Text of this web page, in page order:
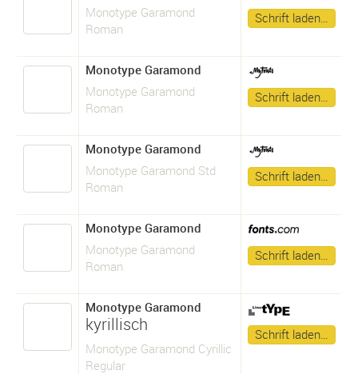
Monotype Garamond
Roman
Schrift laden…
Monotype Garamond
Monotype Garamond
Roman
Schrift laden…
Monotype Garamond
Monotype Garamond Std
Roman
Schrift laden…
Monotype Garamond
Monotype Garamond
Roman
Schrift laden…
Monotype Garamond
kyrillisch
Monotype Garamond Cyrillic
Regular
Schrift laden…